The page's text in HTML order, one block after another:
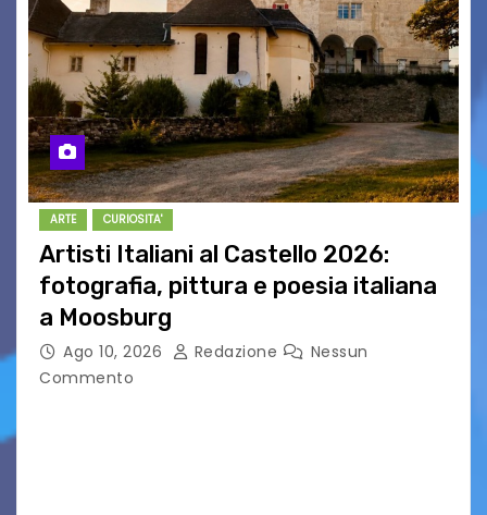
ARTE CURIOSITA'
Artisti Italiani al Castello 2026:
fotografia, pittura e poesia italiana
a Moosburg
Ago 10, 2026 Redazione
Nessun
Commento